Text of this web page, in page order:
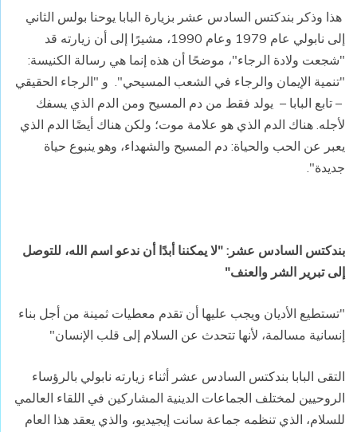
هذا وذكر بندكتس السادس عشر بزيارة البابا يوحنا بولس الثاني
إلى نابولي عام 1979
وعام 1990، مشيرًا إلى أن زيارته قد
"شجعت ولادة الرجاء"، موضحًا أن هذه إنما هي رسالة الكنيسة:
"تنمية الإيمان والرجاء في الشعب المسيحي". و "الرجاء الحقيقي
– تابع البابا – يولد فقط من دم المسيح ومن الدم الذي يسفك
لأجله. هناك الدم الذي هو علامة موت؛ ولكن هناك أيضًا الدم الذي
يعبر عن الحب والحياة: دم المسيح والشهداء، وهو ينبوع حياة
جديدة".
بندكتس السادس عشر: "لا يمكننا أبدًا أن ندعو اسم الله، للتوصل
إلى تبرير الشر والعنف"
"تستطيع الأديان ويجب عليها أن تقدم معطيات ثمينة من أجل بناء
إنسانية مسالمة، لأنها تتحدث عن السلام إلى قلب الإنسان"
التقى البابا بندكتس السادس عشر أثناء زيارته نابولي بالرؤساء
الروحيين لمختلف الجماعات الدينية المشاركين في اللقاء العالمي
للسلام، الذي تنظمه جماعة سانت إيجيديو، والذي يعقد هذا العام